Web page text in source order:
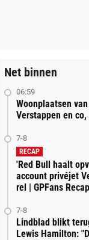
Net binnen
06:59
Woonplaatsen
Verstappen en co,
7-8
RECAP
'Red Bull haalt
account privéjet
rel | GPFans Recap
7-8
Lindblad blikt
Lewis Hamilton: